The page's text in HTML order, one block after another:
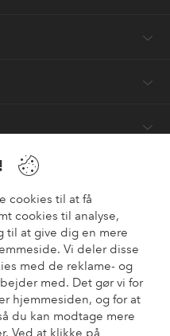
cookies til at få
cookies til analyse,
til at give dig en mere
Vi deler disse
med de reklame- og
med. Det gør vi for
hjemmesiden, og for at
du kan modtage mere
Ved at klikke på
betalingsmuligheder ?